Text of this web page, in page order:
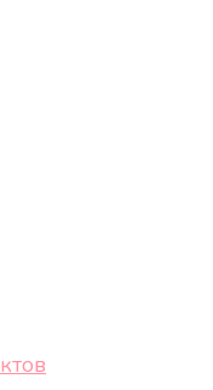
а также трендах,
стиле, отдыхе и